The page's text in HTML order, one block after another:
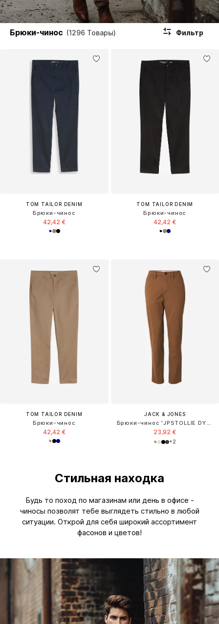
Брюки-чинос (1296 Товары) Фильтр
TOM TAILOR DENIM
Брюки-чинос
42,42 €
TOM TAILOR DENIM
Брюки-чинос
42,42 €
TOM TAILOR DENIM
Брюки-чинос
42,42 €
JACK & JONES
Брюки-чинос 'JPSTOLLIE DYLAN'
23,92 €
+2
Стильная находка
Будь то поход по магазинам или день в офисе -
чиносы позволят тебе выглядеть стильно в любой
ситуации. Открой для себя широкий ассортимент
фасонов и цветов!